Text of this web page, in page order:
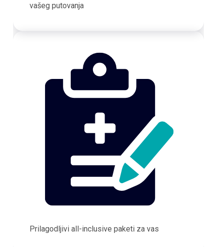
vašeg putovanja
Prilagodljivi all-inclusive paketi za vas